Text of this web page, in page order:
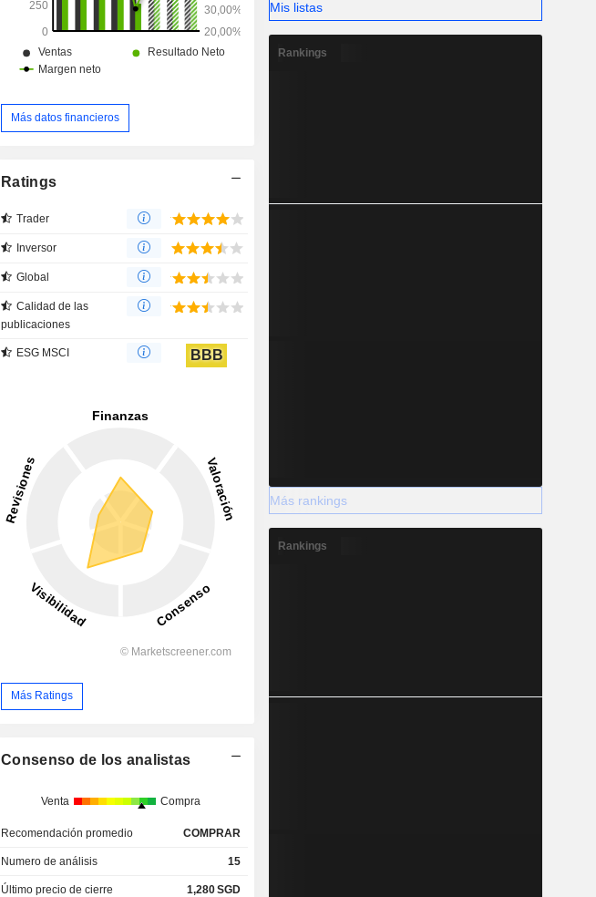
Más datos financieros
Ratings
Trader
Inversor
Global
Calidad de las
publicaciones
ESG MSCI BBB
Más Ratings
Consenso de los analistas
Venta Compra
Recomendación promedio COMPRAR
Numero de análisis 15
Último precio de cierre 1,280SGD
Mis listas
Rankings
Más rankings
Rankings